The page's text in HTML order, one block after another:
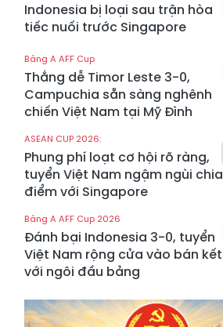
Indonesia bị loại sau trận hòa
tiếc nuối trước Singapore
Bảng A AFF Cup
Thắng dễ Timor Leste 3-0,
Campuchia sẵn sàng nghênh
chiến Việt Nam tại Mỹ Đình
ASEAN CUP 2026:
Phung phí loạt cơ hội rõ ràng,
tuyển Việt Nam ngậm ngùi chia
điểm với Singapore
Bảng A AFF Cup 2026
Đánh bại Indonesia 3-0, tuyển
Việt Nam rộng cửa vào bán kết
với ngôi đầu bảng